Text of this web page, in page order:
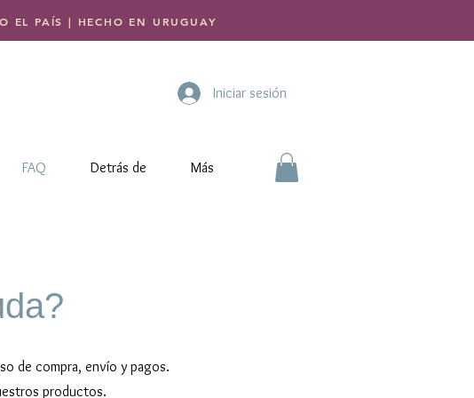
EL PAÍS | HECHO EN URUGUAY
Iniciar sesión
FAQ Detrás de Más
de compra, envío y pagos.
productos.